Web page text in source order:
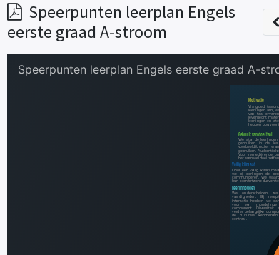
Speerpunten leerplan Engels
eerste graad A-stroom